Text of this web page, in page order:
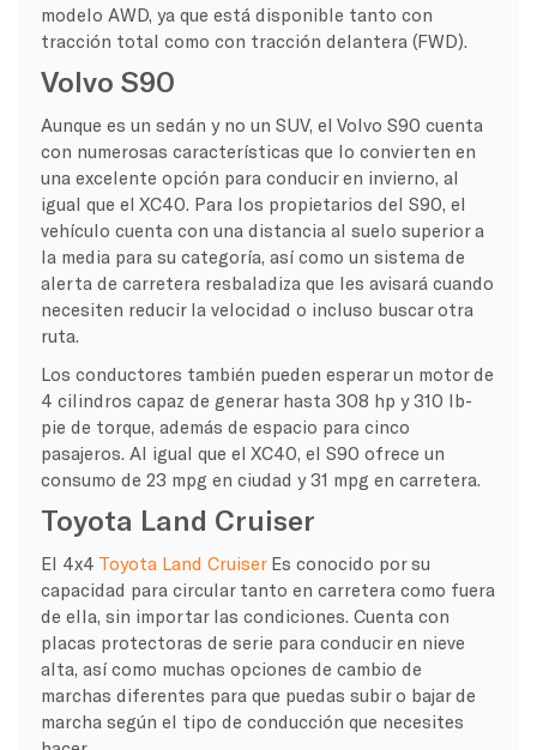
modelo AWD, ya que está disponible tanto con
tracción total como con tracción delantera (FWD).
Volvo S90
Aunque es un sedán y no un SUV, el Volvo S90 cuenta
con numerosas características que lo convierten en
una excelente opción para conducir en invierno, al
igual que el XC40. Para los propietarios del S90, el
vehículo cuenta con una distancia al suelo superior a
la media para su categoría, así como un sistema de
alerta de carretera resbaladiza que les avisará cuando
necesiten reducir la velocidad o incluso buscar otra
ruta.
Los conductores también pueden esperar un motor de
4 cilindros capaz de generar hasta 308 hp y 310 lb-
pie de torque, además de espacio para cinco
pasajeros. Al igual que el XC40, el S90 ofrece un
consumo de 23 mpg en ciudad y 31 mpg en carretera.
Toyota Land Cruiser
El 4x4 Toyota Land CruiserEs conocido por su
capacidad para circular tanto en carretera como fuera
de ella, sin importar las condiciones. Cuenta con
placas protectoras de serie para conducir en nieve
alta, así como muchas opciones de cambio de
marchas diferentes para que puedas subir o bajar de
marcha según el tipo de conducción que necesites